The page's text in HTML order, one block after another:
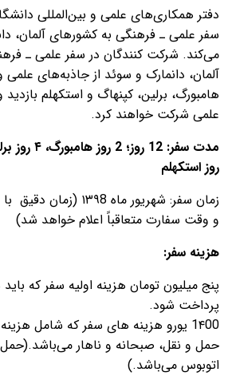
دفتر همکاری‌های علمی و بین‌المللی
سفر علمی ـ فرهنگی به کشورهای آلمان،
می‌کند. شرکت کنندگان در سفر علمی ـ‌
آلمان، دانمارک و سوئد از جاذبه‌های
هامبورگ، برلین، کپنهاگ و استکهلم
علمی شرکت خواهند کرد.
مدت سفر: 12 روز؛ 2 روز هامبورگ، ۴ روز برلین، ۳
روز استکهلم
زمان سفر: شهریور ماه
و وقت سفارت متعاقباً اعلام خواهد شد)
هزینه سفر:
پنج میلیون تومان هزینه اولیه سفر که
پرداخت شود.
1۴00 یورو هزینه های سفر که شامل
حمل و نقل، صبحانه و ناهار
اتوبوس می‌باشد.)